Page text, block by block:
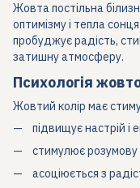
Жовта постільна
оптимізму і тепла
пробуджує радість,
затишну атмосферу.
Психологія
Жовтий колір має
підвищує настрій і
стимулює розумову
асоціюється з